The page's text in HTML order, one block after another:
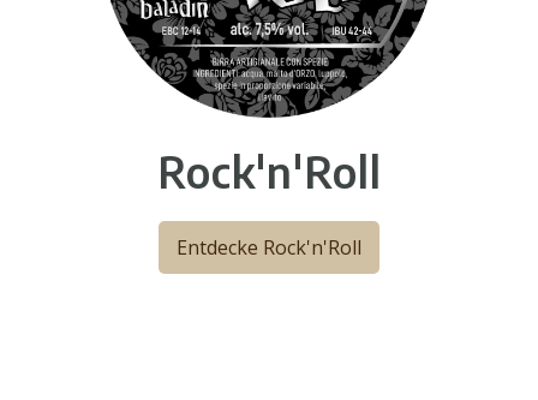
Rock'n'Roll
Entdecke Rock'n'Roll